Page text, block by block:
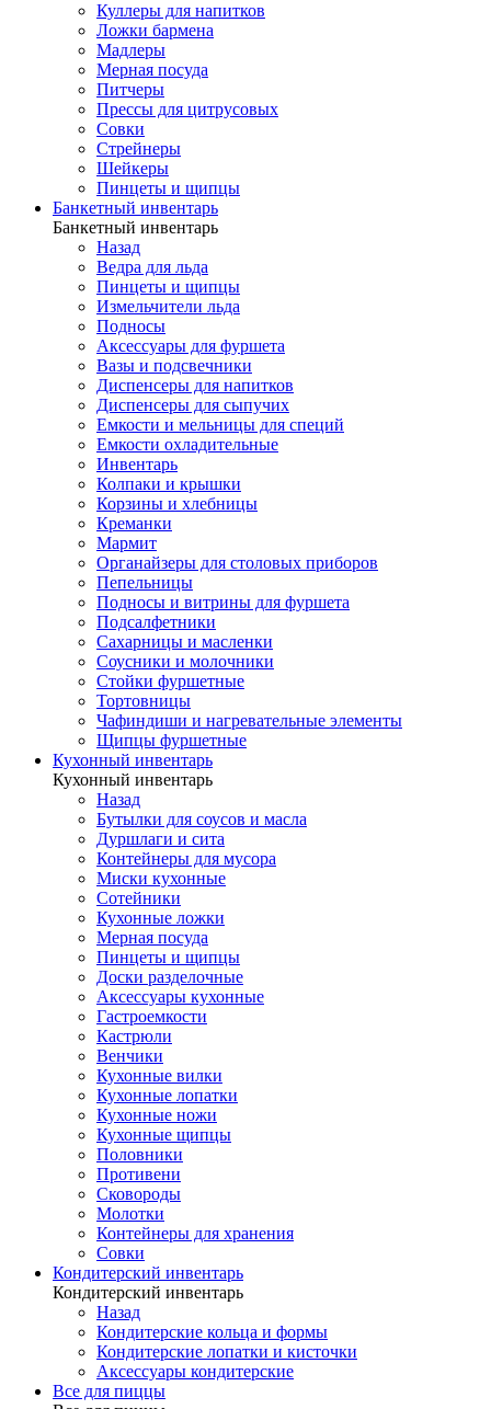
Куллеры для напитков
Ложки бармена
Мадлеры
Мерная посуда
Питчеры
Прессы для цитрусовых
Совки
Стрейнеры
Шейкеры
Пинцеты и щипцы
Банкетный инвентарь
Банкетный инвентарь
Назад
Ведра для льда
Пинцеты и щипцы
Измельчители льда
Подносы
Аксессуары для фуршета
Вазы и подсвечники
Диспенсеры для напитков
Диспенсеры для сыпучих
Емкости и мельницы для специй
Емкости охладительные
Инвентарь
Колпаки и крышки
Корзины и хлебницы
Креманки
Мармит
Органайзеры для столовых приборов
Пепельницы
Подносы и витрины для фуршета
Подсалфетники
Сахарницы и масленки
Соусники и молочники
Стойки фуршетные
Тортовницы
Чафиндиши и нагревательные элементы
Щипцы фуршетные
Кухонный инвентарь
Кухонный инвентарь
Назад
Бутылки для соусов и масла
Дуршлаги и сита
Контейнеры для мусора
Миски кухонные
Сотейники
Кухонные ложки
Мерная посуда
Пинцеты и щипцы
Доски разделочные
Аксессуары кухонные
Гастроемкости
Кастрюли
Венчики
Кухонные вилки
Кухонные лопатки
Кухонные ножи
Кухонные щипцы
Половники
Противени
Сковороды
Молотки
Контейнеры для хранения
Совки
Кондитерский инвентарь
Кондитерский инвентарь
Назад
Кондитерские кольца и формы
Кондитерские лопатки и кисточки
Аксессуары кондитерские
Все для пиццы